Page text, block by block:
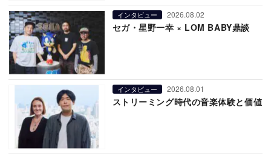
インタビュー 2026.08.02
セガ・星野一幸 × LOM BABY鼎談
インタビュー 2026.08.01
ストリーミング時代の音楽体験と価値